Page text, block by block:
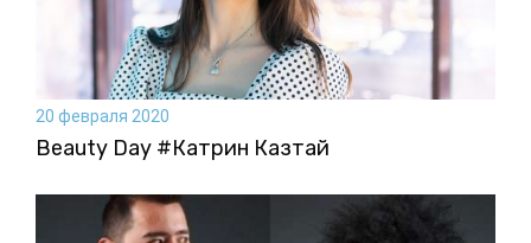
20 февраля 2020
Beauty Day #Катрин Казтай